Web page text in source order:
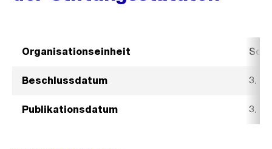
Organisationseinheit
Beschlussdatum 3.
Publikationsdatum 3.